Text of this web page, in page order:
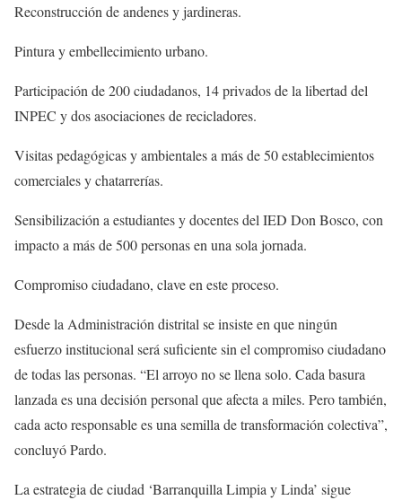
Reconstrucción de andenes y jardineras.
Pintura y embellecimiento urbano.
Participación de 200 ciudadanos, 14 privados de la libertad del
INPEC y dos asociaciones de recicladores.
Visitas pedagógicas y ambientales a más de 50 establecimientos
comerciales y chatarrerías.
Sensibilización a estudiantes y docentes del IED Don Bosco, con
impacto a más de 500 personas en una sola jornada.
Compromiso ciudadano, clave en este proceso.
Desde la Administración distrital se insiste en que ningún
esfuerzo institucional será suficiente sin el compromiso ciudadano
de todas las personas. “El arroyo no se llena solo. Cada basura
lanzada es una decisión personal que afecta a miles. Pero también,
cada acto responsable es una semilla de transformación colectiva”,
concluyó Pardo.
La estrategia de ciudad ‘Barranquilla Limpia y Linda’ sigue